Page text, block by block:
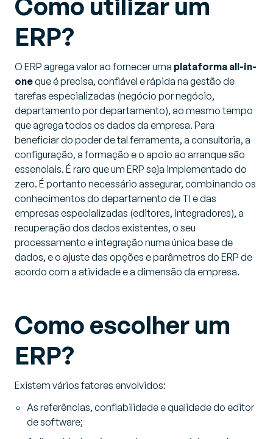
Como utilizar um
ERP?
O ERP agrega valor ao fornecer uma plataforma all-in-
oneque é precisa, confiável e rápida na gestão de
tarefas especializadas (negócio por negócio,
departamento por departamento), ao mesmo tempo
que agrega todos os dados da empresa. Para
beneficiar do poder de tal ferramenta, a consultoria, a
configuração, a formação e o apoio ao arranque são
essenciais. É raro que um ERP seja implementado do
zero. É portanto necessário assegurar, combinando os
conhecimentos do departamento de TI e das
empresas especializadas (editores, integradores), a
recuperação dos dados existentes, o seu
processamento e integração numa única base de
dados, e o ajuste das opções e parâmetros do ERP de
acordo com a atividade e a dimensão da empresa.
Como escolher um
ERP?
Existem vários fatores envolvidos:
As referências, confiabilidade e qualidade do editor
de software;